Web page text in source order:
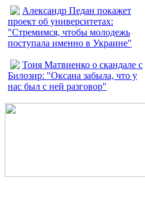
Александр Педан покажет
проект об университетах:
"Стремимся, чтобы молодежь
поступала именно в Украине"
Тоня Матвиенко о скандале с
Билозир: "Оксана забыла, что у
нас был с ней разговор"